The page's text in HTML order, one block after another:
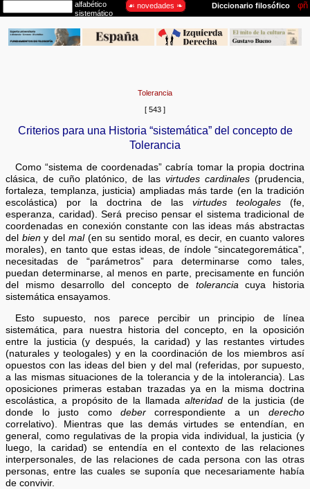
Tolerancia
[ 543 ]
Criterios para una Historia “sistemática” del concepto de
Tolerancia
Como “sistema de coordenadas” cabría tomar la propia doctrina
clásica, de cuño platónico, de las virtudes cardinales(prudencia,
fortaleza, templanza, justicia) ampliadas más tarde (en la tradición
escolástica) por la doctrina de las virtudes teologales(fe,
esperanza, caridad). Será preciso pensar el sistema tradicional de
coordenadas en conexión constante con las ideas más abstractas
del bieny del mal(en su sentido moral, es decir, en cuanto valores
morales), en tanto que estas ideas, de índole “sincategoremática”,
necesitadas de “parámetros” para determinarse como tales,
puedan determinarse, al menos en parte, precisamente en función
del mismo desarrollo del concepto de toleranciacuya historia
sistemática ensayamos.
Esto supuesto, nos parece percibir un principio de línea
sistemática, para nuestra historia del concepto, en la oposición
entre la justicia (y después, la caridad) y las restantes virtudes
(naturales y teologales) y en la coordinación de los miembros así
opuestos con las ideas del bien y del mal (referidas, por supuesto,
a las mismas situaciones de la tolerancia y de la intolerancia). Las
oposiciones primeras estaban trazadas ya en la misma doctrina
escolástica, a propósito de la llamada alteridadde la justicia (de
donde lo justo como deber correspondiente a un derecho
correlativo). Mientras que las demás virtudes se entendían, en
general, como regulativas de la propia vida individual, la justicia (y
luego, la caridad) se entendía en el contexto de las relaciones
interpersonales, de las relaciones de cada persona con las otras
personas, entre las cuales se suponía que necesariamente había
de convivir.